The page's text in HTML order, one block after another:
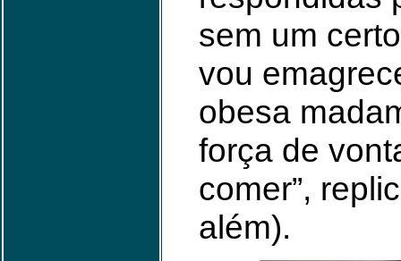
sem um
vou
obesa
força de
comer”,
além).